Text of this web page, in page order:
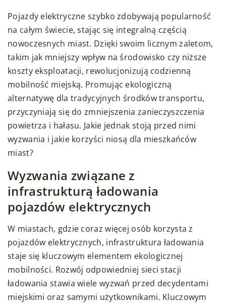
Pojazdy elektryczne szybko zdobywają popularność
na całym świecie, stając się integralną częścią
nowoczesnych miast. Dzięki swoim licznym zaletom,
takim jak mniejszy wpływ na środowisko czy niższe
koszty eksploatacji, rewolucjonizują codzienną
mobilność miejską. Promując ekologiczną
alternatywę dla tradycyjnych środków transportu,
przyczyniają się do zmniejszenia zanieczyszczenia
powietrza i hałasu. Jakie jednak stoją przed nimi
wyzwania i jakie korzyści niosą dla mieszkańców
miast?
Wyzwania związane z
infrastrukturą ładowania
pojazdów elektrycznych
W miastach, gdzie coraz więcej osób korzysta z
pojazdów elektrycznych, infrastruktura ładowania
staje się kluczowym elementem ekologicznej
mobilności. Rozwój odpowiedniej sieci stacji
ładowania stawia wiele wyzwań przed decydentami
miejskimi oraz samymi użytkownikami. Kluczowym